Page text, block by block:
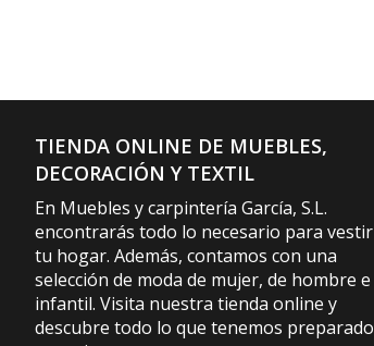
TIENDA ONLINE DE MUEBLES,
DECORACIÓN Y TEXTIL
En Muebles y carpintería García, S.L.
encontrarás todo lo necesario para vestir
tu hogar. Además, contamos con una
selección de moda de mujer, de hombre e
infantil. Visita nuestra tienda online y
descubre todo lo que tenemos preparado